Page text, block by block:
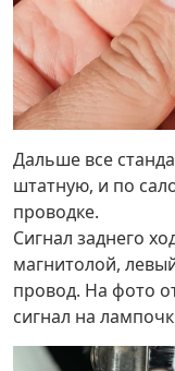
Дальше все
штатную, и по
проводке.
Сигнал заднего
магнитолой,
провод. На фото
сигнал на